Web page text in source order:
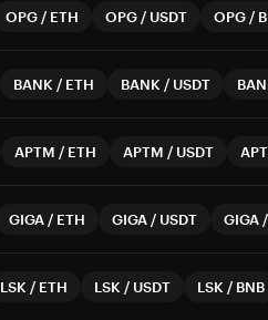
OPG / ETH OPG / USDT OPG /
BANK / ETH BANK / USDT
APTM / ETH APTM / USDT
GIGA / ETH GIGA / USDT GIGA /
LSK / ETH LSK / USDT LSK / BNB